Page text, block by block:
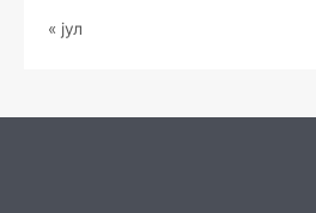
« јул